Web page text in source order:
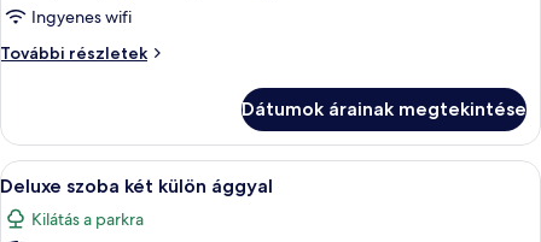
Deluxe
kétszemélyes
Ingyenes wifi
További részletek
Deluxe
további
részletei
Dátumok árainak megtekintése
A
következő
szoba
Egy szállodai szoba két ággyal,
6
Deluxe szoba két külön ággyal
Kilátás a parkra